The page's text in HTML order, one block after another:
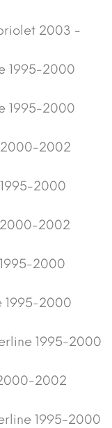
2003 -
1995-2000
1995-2000
2000-2002
2000
2002
2000
1995-2000
1995-2000
2002
1995-2000